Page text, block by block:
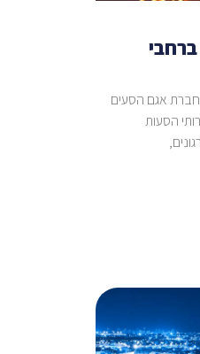
ברחבי
חברת אגם הסעים
הסעות